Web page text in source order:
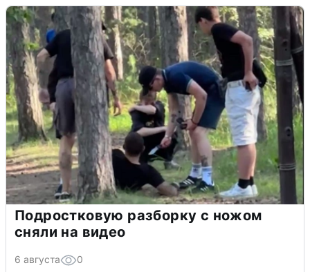
Подростковую разборку с ножом
сняли на видео
6 августа 0